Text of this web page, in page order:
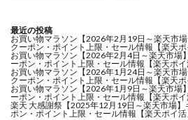
最近の投稿
お買い物マラソン【2026年2月19日～楽天市
クーポン・ポイント上限・セール情報【楽天ポ
お買い物マラソン【2026年2月4日～楽天市場
ーポン・ポイント上限・セール情報【楽天ポイ
お買い物マラソン【2026年1月24日～楽天市
クーポン・ポイント上限・セール情報【楽天ポ
お買い物マラソン【2026年1月9日～楽天市場
ーポン・ポイント上限・セール情報【楽天ポイ
楽天 大感謝祭【2025年12月19日～楽天市場
ポン・ポイント上限・セール情報【楽天ポイ活